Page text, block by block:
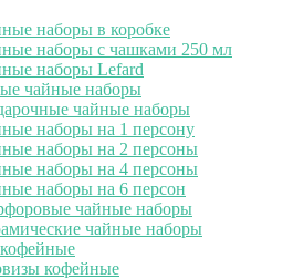
наборы в коробке
наборы с чашками 250 мл
наборы Lefard
чайные наборы
чайные наборы
наборы на 1 персону
наборы на 2 персоны
наборы на 4 персоны
наборы на 6 персон
чайные наборы
чайные наборы
кофейные